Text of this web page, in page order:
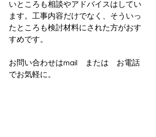
いところも相談やアドバイスはしてい
ます。工事内容だけでなく、そういっ
たところも検討材料にされた方がおす
すめです。
お問い合わせはmail　または　お電話
でお気軽に。